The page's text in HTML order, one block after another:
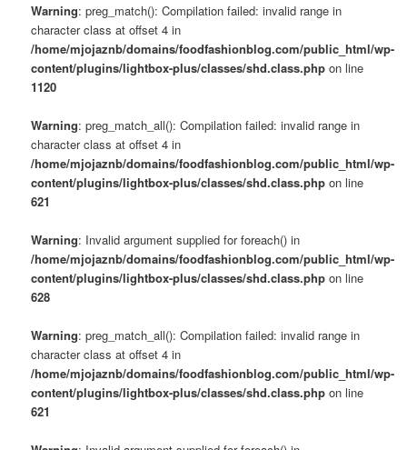
Warning: preg_match(): Compilation failed: invalid range in
character class at offset 4 in
/home/mjojaznb/domains/foodfashionblog.com/public_html/wp-
content/plugins/lightbox-plus/classes/shd.class.php on line
1120
Warning: preg_match_all(): Compilation failed: invalid range in
character class at offset 4 in
/home/mjojaznb/domains/foodfashionblog.com/public_html/wp-
content/plugins/lightbox-plus/classes/shd.class.php on line
621
Warning: Invalid argument supplied for foreach() in
/home/mjojaznb/domains/foodfashionblog.com/public_html/wp-
content/plugins/lightbox-plus/classes/shd.class.php on line
628
Warning: preg_match_all(): Compilation failed: invalid range in
character class at offset 4 in
/home/mjojaznb/domains/foodfashionblog.com/public_html/wp-
content/plugins/lightbox-plus/classes/shd.class.php on line
621